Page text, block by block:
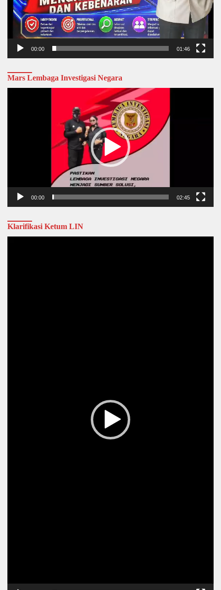
00:00 01:46
Mars Lembaga Investigasi Negara
00:00 02:45
Klarifikasi Ketum LIN